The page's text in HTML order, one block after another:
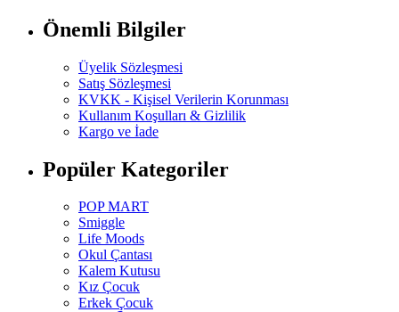
Önemli Bilgiler
Üyelik Sözleşmesi
Satış Sözleşmesi
KVKK - Kişisel Verilerin Korunması
Kullanım Koşulları & Gizlilik
Kargo ve İade
Popüler Kategoriler
POP MART
Smiggle
Life Moods
Okul Çantası
Kalem Kutusu
Kız Çocuk
Erkek Çocuk